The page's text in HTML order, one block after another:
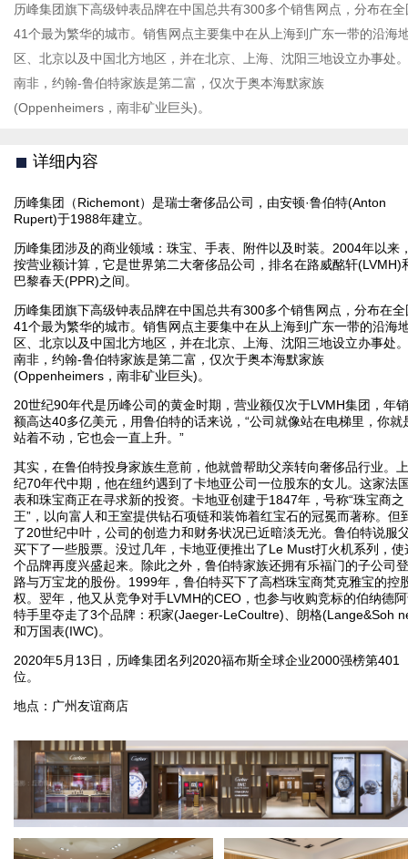
历峰集团旗下高级钟表品牌在中国总共有300多个销售网点，分布在全
41个最为繁华的城市。销售网点主要集中在从上海到广东一带的沿海
区、北京以及中国北方地区，并在北京、上海、沈阳三地设立办事处
南非，约翰-鲁伯特家族是第二富，仅次于奥本海默家族
(Oppenheimers，南非矿业巨头)。
详细内容
历峰集团（Richemont）是瑞士奢侈品公司，由安顿·鲁伯特(Anton
Rupert)于1988年建立。
历峰集团涉及的商业领域：珠宝、手表、附件以及时装。2004年以来
按营业额计算，它是世界第二大奢侈品公司，排名在路威酩轩(LVMH)
巴黎春天(PPR)之间。
历峰集团旗下高级钟表品牌在中国总共有300多个销售网点，分布在全
41个最为繁华的城市。销售网点主要集中在从上海到广东一带的沿海
区、北京以及中国北方地区，并在北京、上海、沈阳三地设立办事处
南非，约翰-鲁伯特家族是第二富，仅次于奥本海默家族
(Oppenheimers，南非矿业巨头)。
20世纪90年代是历峰公司的黄金时期，营业额仅次于LVMH集团，年
额高达40多亿美元，用鲁伯特的话来说，“公司就像站在电梯里，你就
站着不动，它也会一直上升。”
其实，在鲁伯特投身家族生意前，他就曾帮助父亲转向奢侈品行业。
纪70年代中期，他在纽约遇到了卡地亚公司一位股东的女儿。这家法
表和珠宝商正在寻求新的投资。卡地亚创建于1847年，号称“珠宝商之
王”，以向富人和王室提供钻石项链和装饰着红宝石的冠冕而著称。但
了20世纪中叶，公司的创造力和财务状况已近暗淡无光。鲁伯特说服
买下了一些股票。没过几年，卡地亚便推出了Le Must打火机系列，使
个品牌再度兴盛起来。除此之外，鲁伯特家族还拥有乐福门的子公司
路与万宝龙的股份。1999年，鲁伯特买下了高档珠宝商梵克雅宝的控
权。翌年，他又从竞争对手LVMH的CEO，也参与收购竞标的伯纳德
特手里夺走了3个品牌：积家(Jaeger-LeCoultre)、朗格(Lange&Soh
和万国表(IWC)。
2020年5月13日，历峰集团名列2020福布斯全球企业2000强榜第401
位。
地点：广州友谊商店